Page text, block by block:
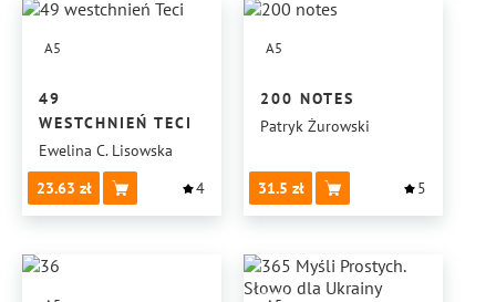
A5
49
WESTCHNIEŃ TECI
Ewelina C. Lisowska
23.63
4
A5
200 NOTES
Patryk Żurowski
31.5 5